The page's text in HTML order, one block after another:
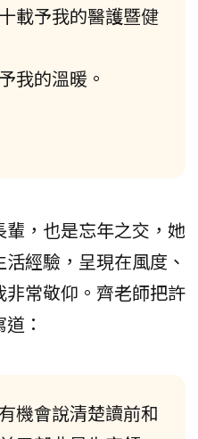
載予我的醫護暨健
我的溫暖。
，也是忘年之交，她
經驗，呈現在風度、
常敬仰。齊老師把許
：
機會說清楚讀前和